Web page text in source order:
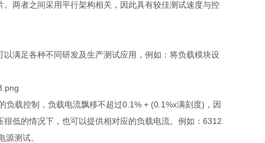
两者之间采用平行架构相关，因此具有较佳测试速度与控
满足各种不同研发及生产测试应用，例如：将负载模块设
负载控制，负载电流飘移不超过0.1% + (0.1%x满刻度) ，因
低的情况下，也可以提供相对应的负载电流。例如： 6312
源测试。